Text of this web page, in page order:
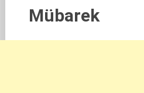
Mübarek